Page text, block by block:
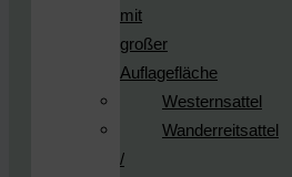
mit
großer
Auflagefläche
Westernsattel
Wanderreitsattel
/